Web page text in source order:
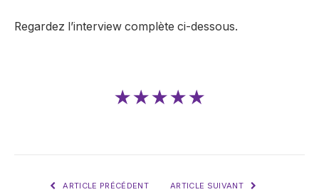
Regardez l’interview complète ci-dessous.
★★★★★
ARTICLE PRÉCÉDENT ARTICLE SUIVANT